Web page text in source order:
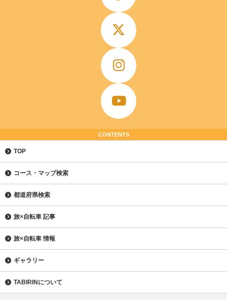
CONTENTS
TOP
コース・マップ検索
都道府県検索
旅×自転車 記事
旅×自転車 情報
ギャラリー
TABIRINについて